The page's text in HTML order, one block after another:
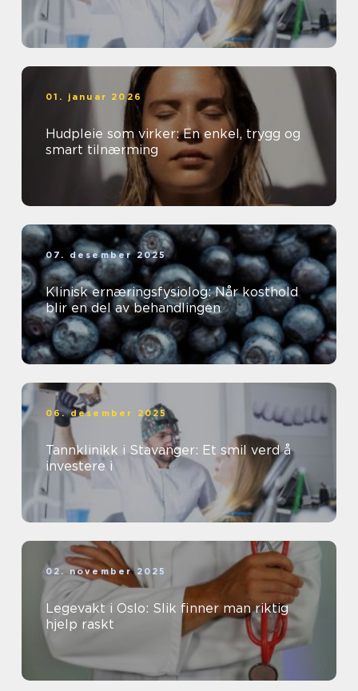
01. januar 2026
Hudpleie som virker: En enkel, trygg og
smart tilnærming
07. desember 2025
Klinisk ernæringsfysiolog: Når kosthold
blir en del av behandlingen
06. desember 2025
Tannklinikk i Stavanger: Et smil verd å
investere i
02. november 2025
Legevakt i Oslo: Slik finner man riktig
hjelp raskt